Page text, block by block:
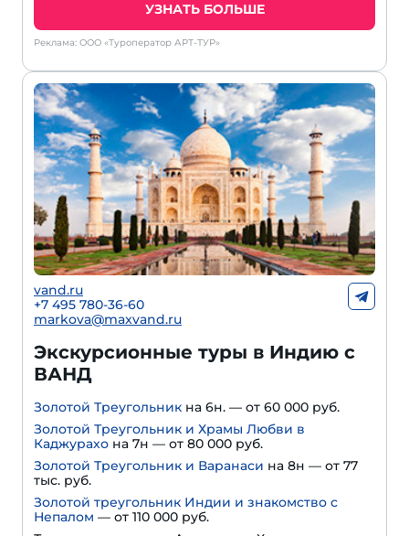
УЗНАТЬ БОЛЬШЕ
Реклама: ООО «Туроператор АРТ-ТУР»
vand.ru
+7 495 780-36-60
markova@maxvand.ru
Экскурсионные туры в Индию с
ВАНД
Золотой Треугольник на 6н. — от 60 000 руб.
Золотой Треугольник и Храмы Любви в
Каджурахо на 7н — от 80 000 руб.
Золотой Треугольник и Варанаси на 8н — от 77
тыс. руб.
Золотой треугольник Индии и знакомство с
Непалом — от 110 000 руб.